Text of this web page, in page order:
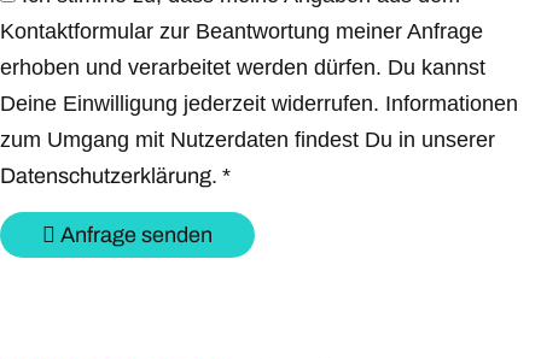
Kontaktformular zur Beantwortung meiner Anfrage
erhoben und verarbeitet werden dürfen. Du kannst
Deine Einwilligung jederzeit widerrufen. Informationen
zum Umgang mit Nutzerdaten findest Du in unserer
Datenschutzerklärung. *
Anfrage senden